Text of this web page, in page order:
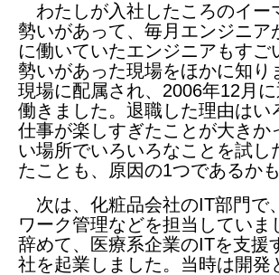
わたしが入社したころのイー
勢いがあって、毎月エンジニア
に働いていたエンジニアもす
勢いがあった現場をほかに知り
現場に配属され、2006年12月
働きました。退職した理由はい
仕事が楽しすぎたことが大きか
い場所でいろいろなことを試
たことも、原因の1つであるか
次は、化粧品会社のIT部門で
ワーク管理などを担当してい
辞めて、医療系企業のITを支援
社を起業しました。当時は開発